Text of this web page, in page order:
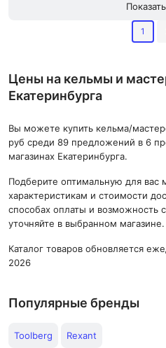
1
Цены на кельмы и
Екатеринбурга
Вы можете купить кельма/
руб среди 89 предложений в 6
магазинах Екатеринбурга.
Подберите оптимальную для вас
характеристикам и стоимости
способах оплаты и возможность
уточняйте в выбранном магазине.
Каталог товаров обновляется
2026
Популярные бренды
Toolberg Rexant